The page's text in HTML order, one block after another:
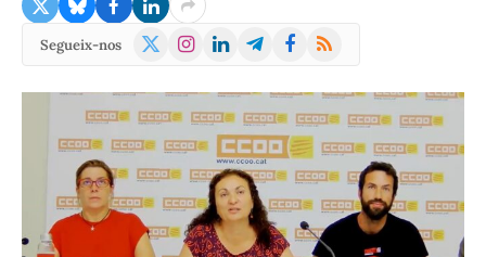
Segueix-nos
X
Instagram
LinkedInTelegramFacebook
RSS